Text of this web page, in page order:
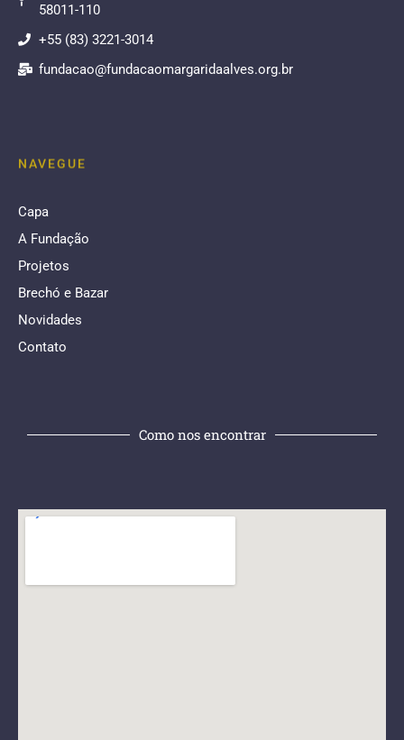
58011-110
+55 (83) 3221-3014
fundacao@fundacaomargaridaalves.org.br
NAVEGUE
Capa
A Fundação
Projetos
Brechó e Bazar
Novidades
Contato
Como nos encontrar